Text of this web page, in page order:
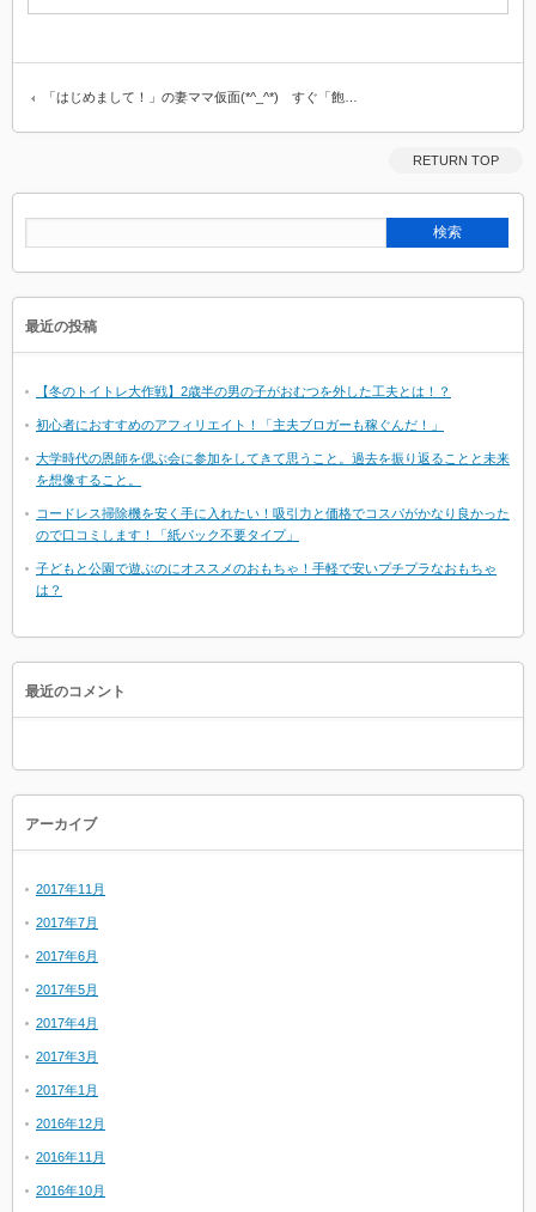
「はじめまして！」の妻ママ仮面(*^_^*) すぐ「飽…
RETURN TOP
最近の投稿
【冬のトイトレ大作戦】2歳半の男の子がおむつを外した工夫とは！？
初心者におすすめのアフィリエイト！「主夫ブロガーも稼ぐんだ！」
大学時代の恩師を偲ぶ会に参加をしてきて思うこと。過去を振り返ることと未来
を想像すること。
コードレス掃除機を安く手に入れたい！吸引力と価格でコスパがかなり良かった
ので口コミします！「紙パック不要タイプ」
子どもと公園で遊ぶのにオススメのおもちゃ！手軽で安いプチプラなおもちゃ
は？
最近のコメント
アーカイブ
2017年11月
2017年7月
2017年6月
2017年5月
2017年4月
2017年3月
2017年1月
2016年12月
2016年11月
2016年10月